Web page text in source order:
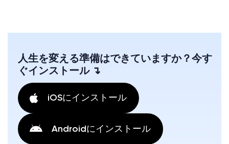
人生を変える準備はできていますか？今す
ぐインストール ↴
iOSにインストール
Androidにインストール